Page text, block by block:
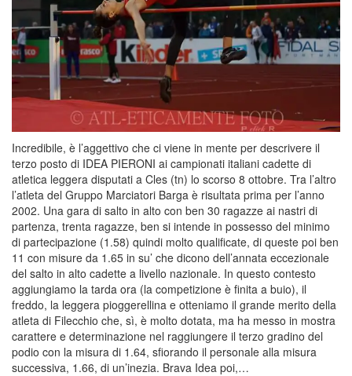
Incredibile, è l’aggettivo che ci viene in mente per descrivere il
terzo posto di IDEA PIERONI ai campionati italiani cadette di
atletica leggera disputati a Cles (tn) lo scorso 8 ottobre. Tra l’altro
l’atleta del Gruppo Marciatori Barga è risultata prima per l’anno
2002. Una gara di salto in alto con ben 30 ragazze ai nastri di
partenza, trenta ragazze, ben si intende in possesso del minimo
di partecipazione (1.58) quindi molto qualificate, di queste poi ben
11 con misure da 1.65 in su’ che dicono dell’annata eccezionale
del salto in alto cadette a livello nazionale. In questo contesto
aggiungiamo la tarda ora (la competizione è finita a buio), il
freddo, la leggera pioggerellina e otteniamo il grande merito della
atleta di Filecchio che, sì, è molto dotata, ma ha messo in mostra
carattere e determinazione nel raggiungere il terzo gradino del
podio con la misura di 1.64, sfiorando il personale alla misura
successiva, 1.66, di un’inezia. Brava Idea poi,…